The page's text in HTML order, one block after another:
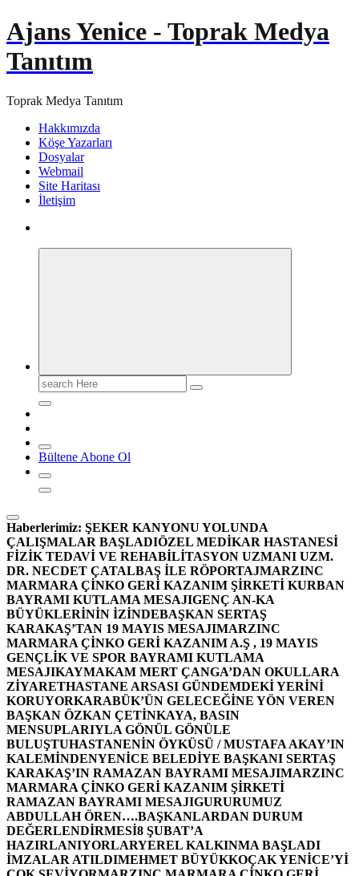
Ajans Yenice - Toprak Medya
Tanıtım
Toprak Medya Tanıtım
Hakkımızda
Köşe Yazarları
Dosyalar
Webmail
Site Haritası
İletişim
Search
for:
Bültene Abone Ol
Haberlerimiz: ŞEKER KANYONU YOLUNDA
ÇALIŞMALAR BAŞLADIÖZEL MEDİKAR HASTANESİ
FİZİK TEDAVİ VE REHABİLİTASYON UZMANI UZM.
DR. NECDET ÇATALBAŞ İLE RÖPORTAJMARZINC
MARMARA ÇİNKO GERİ KAZANIM ŞİRKETİ KURBAN
BAYRAMI KUTLAMA MESAJIGENÇ AN-KA
BÜYÜKLERİNİN İZİNDEBAŞKAN SERTAŞ
KARAKAŞ’TAN 19 MAYIS MESAJIMARZINC
MARMARA ÇİNKO GERİ KAZANIM A.Ş , 19 MAYIS
GENÇLİK VE SPOR BAYRAMI KUTLAMA
MESAJIKAYMAKAM MERT ÇANGA’DAN OKULLARA
ZİYARETHASTANE ARSASI GÜNDEMDEKİ YERİNİ
KORUYORKARABÜK’ÜN GELECEĞİNE YÖN VEREN
BAŞKAN ÖZKAN ÇETİNKAYA, BASIN
MENSUPLARIYLA GÖNÜL GÖNÜLE
BULUŞTUHASTANENİN ÖYKÜSÜ / MUSTAFA AKAY’IN
KALEMİNDENYENİCE BELEDİYE BAŞKANI SERTAŞ
KARAKAŞ’IN RAMAZAN BAYRAMI MESAJIMARZINC
MARMARA ÇİNKO GERİ KAZANIM ŞİRKETİ
RAMAZAN BAYRAMI MESAJIGURURUMUZ
ABDULLAH ÖREN….BAŞKANLARDAN DURUM
DEĞERLENDİRMESİ8 ŞUBAT’A
HAZIRLANIYORLARYEREL KALKINMA BAŞLADI
İMZALAR ATILDIMEHMET BÜYÜKKOÇAK YENİCE’Yİ